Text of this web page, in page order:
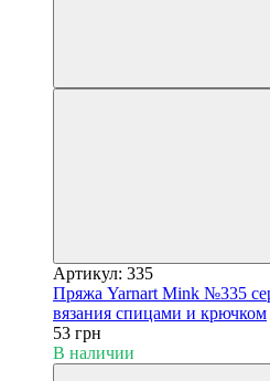
Артикул: 335
Пряжа Yarnart Mink №335
вязания спицами и крючком
53 грн
В наличии